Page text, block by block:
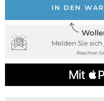
IN DEN
Melden Sie sich
Beachten